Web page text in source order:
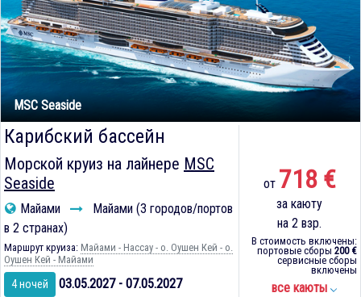
MSC Seaside
Карибский бассейн
Морской круиз на лайнере MSC
Seaside
Майами
Майами (3 городов/портов
в 2 странах)
Маршрут круиза: Майами - Нассау - о. Оушен Кей - о.
Оушен Кей - Майами
4 ночей 03.05.2027 - 07.05.2027
от 718 €
за каюту
на 2 взр.
В стоимость включены:
портовые сборы 200 €
сервисные сборы
включены
все каюты